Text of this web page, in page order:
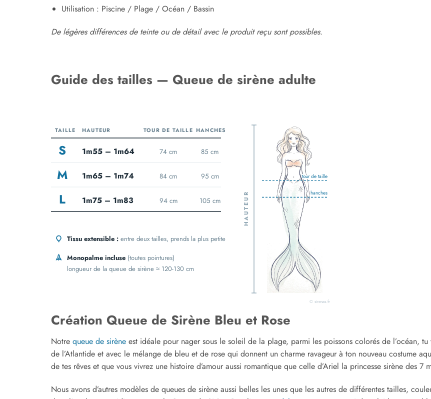
Utilisation : Piscine / Plage / Océan / Bassin
De légères différences de teinte ou de détail avec le produit reçu sont possibles.
Guide des tailles — Queue de sirène adulte
TAILLE HAUTEUR TOUR DE TAILLE HANCHES
S 1m55 – 1m64 74 cm 85 cm
M 1m65 – 1m74 84 cm 95 cm
L 1m75 – 1m83 94 cm 105 cm HAUTEUR
tour de taille
hanches
Tissu extensible : entre deux tailles, prends la plus petite
Monopalme incluse (toutes pointures)
longueur de la queue de sirène ≈ 120-130 cm
© sirenas.fr
Création Queue de Sirène Bleu et Rose
Notre queue de sirène est idéale pour nager sous le soleil de la plage, parmi les poissons colorés de l’océan,
de l’Atlantide et avec le mélange de bleu et de rose qui donnent un charme ravageur à ton nouveau costume
de tes rêves et que vous vivrez une histoire d’amour aussi romantique que celle d’Ariel la princesse sirène des 7
Nous avons d’autres modèles de queues de sirène aussi belles les unes que les autres de différentes tailles,